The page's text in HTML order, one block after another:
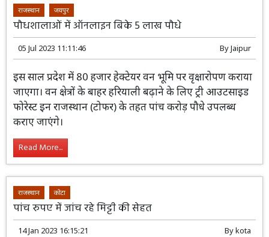
राजस्थान जयपुर
पौधशालाओं में ऑनलाइन बिके 5 लाख पौधे
05 Jul 2023 11:11:46 ByJaipur
इस साल प्रदेश में 80 हजार हेक्टेयर वन भूमि पर वृक्षारोपण कराया
जाएगा। वन क्षेत्रों के बाहर हरियाली बढ़ाने के लिए ट्री आउटसाइड
फोरेस्ट इन राजस्थान (टोफर) के तहत पांच करोड़ पौधे उपलब्ध
कराए जाएंगे।
Read More...
राजस्थान कोटा
पांच रुपए में जांच रहे मिट्टी की सेहत
14 Jan 2023 16:15:21 Bykota